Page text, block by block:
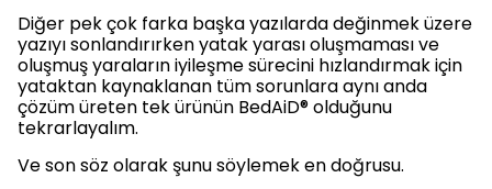
Diğer pek çok farka başka yazılarda değinmek üzere
yazıyı sonlandırırken yatak yarası oluşmaması ve
oluşmuş yaraların iyileşme sürecini hızlandırmak için
yataktan kaynaklanan tüm sorunlara aynı anda
çözüm üreten tek ürünün BedAiD® olduğunu
tekrarlayalım.
Ve son söz olarak şunu söylemek en doğrusu.